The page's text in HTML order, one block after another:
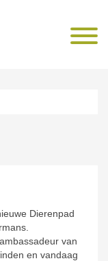
Dierenpad
van
en vandaag